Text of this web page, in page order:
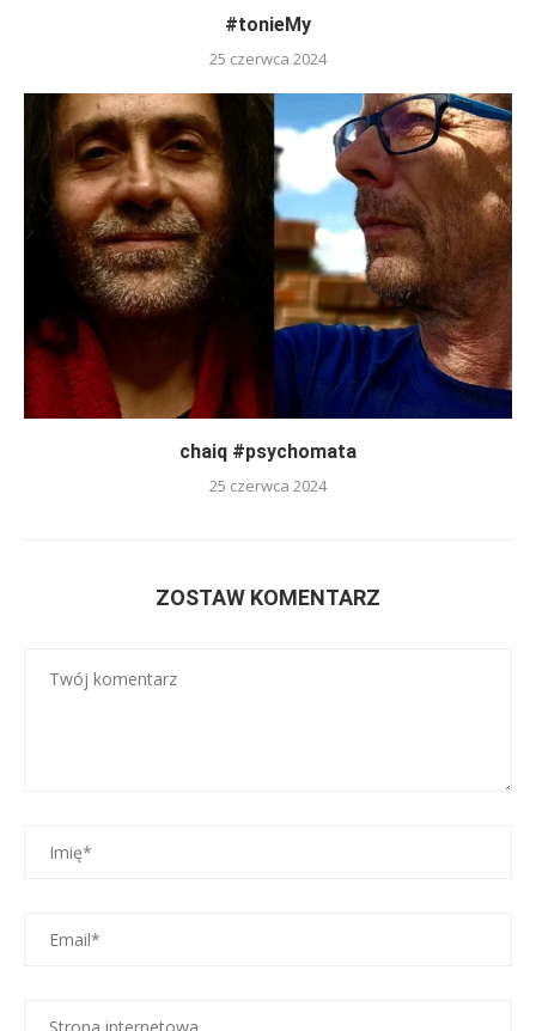
#tonieMy
25 czerwca 2024
chaiq #psychomata
25 czerwca 2024
ZOSTAW KOMENTARZ